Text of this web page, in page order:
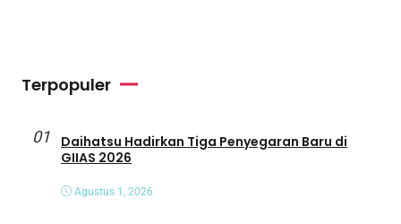
Terpopuler
01
Daihatsu Hadirkan Tiga Penyegaran Baru di
GIIAS 2026
Agustus 1, 2026